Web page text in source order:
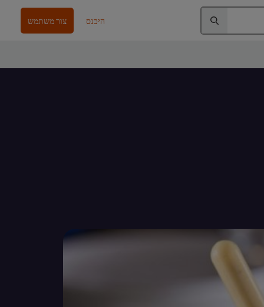
היכנס צור משתמש